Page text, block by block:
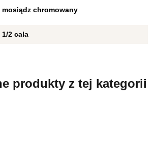
mosiądz chromowany
1/2 cala
produkty z tej kategorii